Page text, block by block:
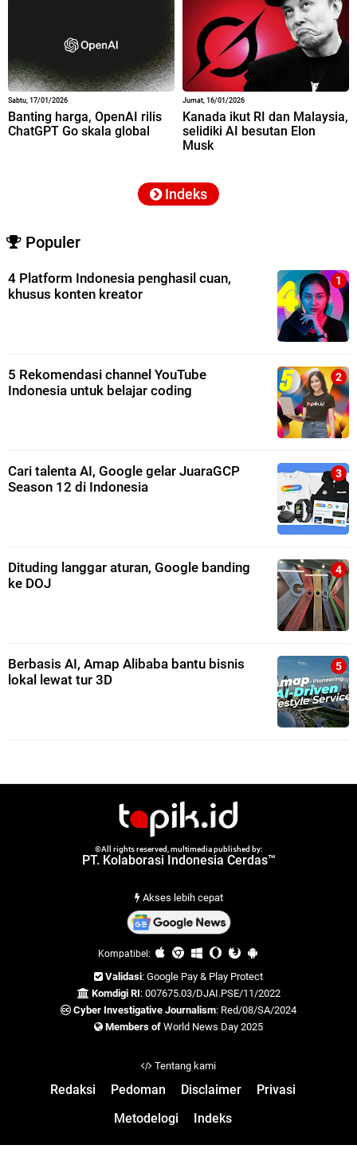
Sabtu, 17/01/2026
Banting harga, OpenAI rilis
ChatGPT Go skala global
Jumat, 16/01/2026
Kanada ikut RI dan Malaysia,
selidiki AI besutan Elon
Musk
Indeks
Populer
4 Platform Indonesia penghasil cuan,
khusus konten kreator
5 Rekomendasi channel YouTube
Indonesia untuk belajar coding
Cari talenta AI, Google gelar JuaraGCP
Season 12 di Indonesia
Dituding langgar aturan, Google banding
ke DOJ
Berbasis AI, Amap Alibaba bantu bisnis
lokal lewat tur 3D
©All rights reserved, multimedia published by:
PT. Kolaborasi Indonesia Cerdas™
Akses lebih cepat
Kompatibel:
Validasi: Google Pay & Play Protect
Komdigi RI: 007675.03/DJAI.PSE/11/2022
Cyber Investigative Journalism: Red/08/SA/2024
Members of World News Day 2025
Tentang kami
Redaksi Pedoman Disclaimer
Privasi
Metodelogi
Indeks